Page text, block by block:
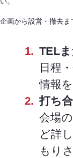
企画から設営・撤去ま
TEL
日程
情報
打ち
会場
ど詳
もり